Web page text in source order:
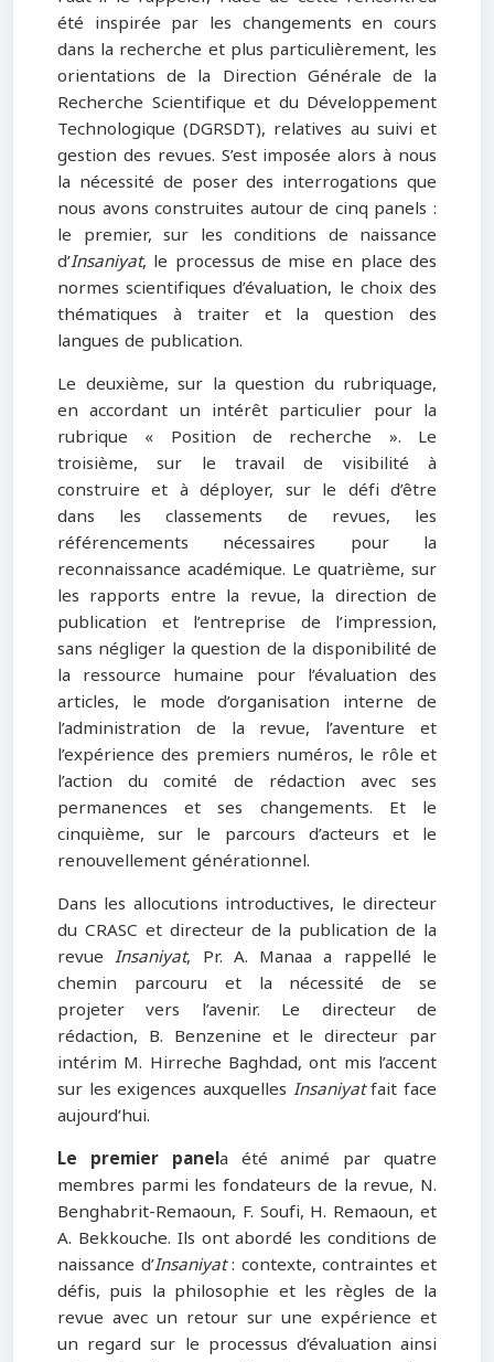
été inspirée par les changements en cours
dans la recherche et plus particulièrement, les
orientations de la Direction Générale de la
Recherche Scientifique et du Développement
Technologique (DGRSDT), relatives au suivi et
gestion des revues. S’est imposée alors à nous
la nécessité de poser des interrogations que
nous avons construites autour de cinq panels :
le premier, sur les conditions de naissance
d’Insaniyat, le processus de mise en place des
normes scientifiques d’évaluation, le choix des
thématiques à traiter et la question des
langues de publication.
Le deuxième, sur la question du rubriquage,
en accordant un intérêt particulier pour la
rubrique « Position de recherche ». Le
troisième, sur le travail de visibilité à
construire et à déployer, sur le défi d’être
dans les classements de revues, les
référencements nécessaires pour la
reconnaissance académique. Le quatrième, sur
les rapports entre la revue, la direction de
publication et l’entreprise de l’impression,
sans négliger la question de la disponibilité de
la ressource humaine pour l’évaluation des
articles, le mode d’organisation interne de
l’administration de la revue, l’aventure et
l’expérience des premiers numéros, le rôle et
l’action du comité de rédaction avec ses
permanences et ses changements. Et le
cinquième, sur le parcours d’acteurs et le
renouvellement générationnel.
Dans les allocutions introductives, le directeur
du CRASC et directeur de la publication de la
revueInsaniyat, Pr. A. Manaa a rappellé le
chemin parcouru et la nécessité de se
projeter vers l’avenir. Le directeur de
rédaction, B. Benzenine et le directeur par
intérim M. Hirreche Baghdad, ont mis l’accent
sur les exigences auxquelles Insaniyatfait face
aujourd’hui.
Le premier panela été animé par quatre
membres parmi les fondateurs de la revue, N.
Benghabrit-Remaoun, F. Soufi, H. Remaoun, et
A. Bekkouche. Ils ont abordé les conditions de
naissance d’Insaniyat: contexte, contraintes et
défis, puis la philosophie et les règles de la
revue avec un retour sur une expérience et
un regard sur le processus d’évaluation ainsi